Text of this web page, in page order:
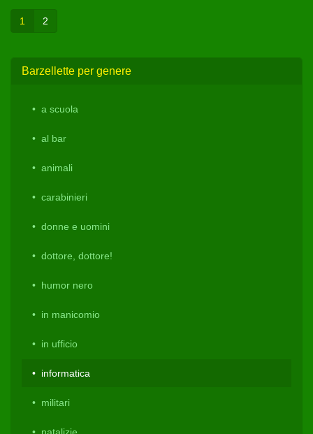
1 2
Barzellette per genere
a scuola
al bar
animali
carabinieri
donne e uomini
dottore, dottore!
humor nero
in manicomio
in ufficio
informatica
militari